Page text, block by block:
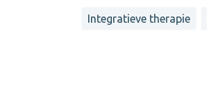
Integratieve therapie